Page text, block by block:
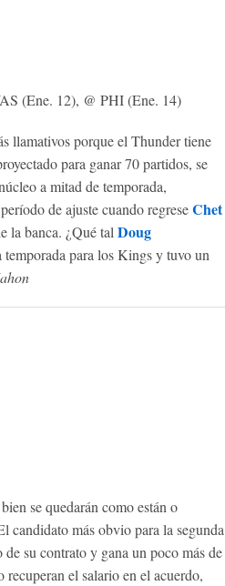
(Ene. 12), @ PHI (Ene. 14)
llamativos porque el Thunder tiene
para ganar 70 partidos, se
a mitad de temporada,
de ajuste cuando regreseChet
la banca. ¿Qué talDoug
para los Kings y tuvo un
se quedarán como están o
candidato más obvio para la segunda
su contrato y gana un poco más de
el salario en el acuerdo,